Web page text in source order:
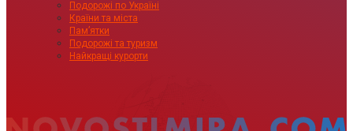
Подорожі по Україні
Країни та міста
Пам’ятки
Подорожі та туризм
Найкращі курорти